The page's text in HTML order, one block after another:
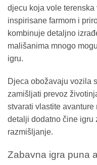
djecu koja vole
inspirisane farmom i
kombinuje detaljno
mališanima mnogo
igru.
Djeca obožavaju vozila
zamišljati prevoz
stvarati vlastite
detalji dodatno čine igru
razmišljanje.
Zabavna igra puna